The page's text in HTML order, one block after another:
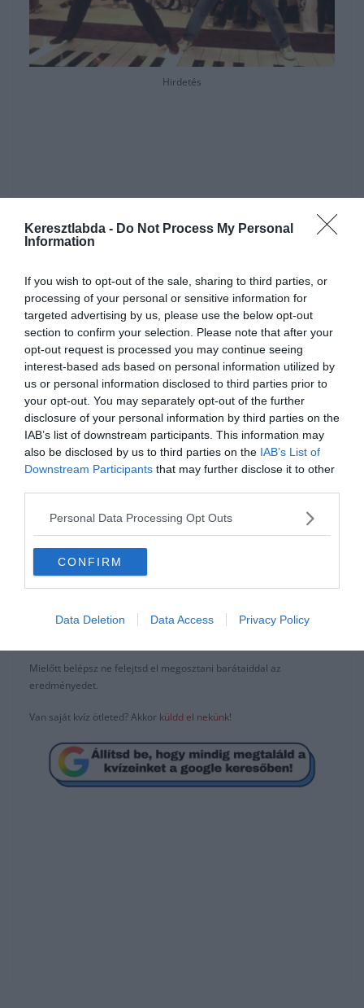
Keresztlabda - Do Not Process My Personal
Information
If you wish to opt-out of the sale, sharing to third parties, or
processing of your personal or sensitive information for
targeted advertising by us, please use the below opt-out
section to confirm your selection. Please note that after your
opt-out request is processed you may continue seeing
interest-based ads based on personal information utilized by
us or personal information disclosed to third parties prior to
your opt-out. You may separately opt-out of the further
disclosure of your personal information by third parties on the
IAB’s list of downstream participants. This information may
also be disclosed by us to third parties on the IAB’s List of
Downstream Participants that may further disclose it to other
Personal Data Processing Opt Outs
CONFIRM
Data Deletion Data Access Privacy Policy
Hirdetés
0%
A Vissza a jövőbe II. -ben
melyik dátumra utazik
Marty McFly és Doki?
2015. október 21.
2025. október 21.
1985. december 4.
Ha érdekelnek további kvízekitt megtalálod őket, illetve
Mielőtt belépsz ne felejtsd el megosztani barátaiddal az
eredményedet.
Van saját kvíz ötleted? Akkor küldd el nekünk!